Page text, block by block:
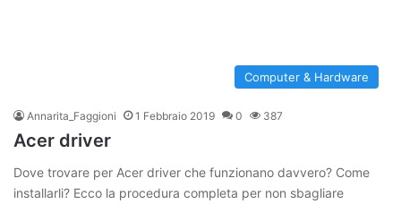
Computer & Hardware
Annarita_Faggioni 1 Febbraio 2019 0 387
Acer driver
Dove trovare per Acer driver che funzionano davvero? Come
installarli? Ecco la procedura completa per non sbagliare